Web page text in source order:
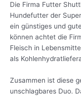
Die Firma Futter
Hundefutter der
ein günstiges und
können achtet die
Fleisch in
als
Zusammen ist diese
unschlagbares Duo.